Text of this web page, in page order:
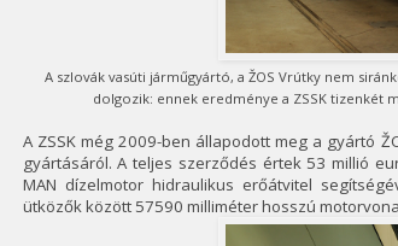
A szlovák vasúti járműgyártó, a ŽOS Vrútky nem
dolgozik: ennek eredménye a ZSSK tizenkét
A ZSSK még 2009-ben állapodott meg a gyártó
gyártásáról. A teljes szerződés értek 53 millió
MAN dízelmotor hidraulikus erőátvitel
ütközők között 57590 milliméter hosszú